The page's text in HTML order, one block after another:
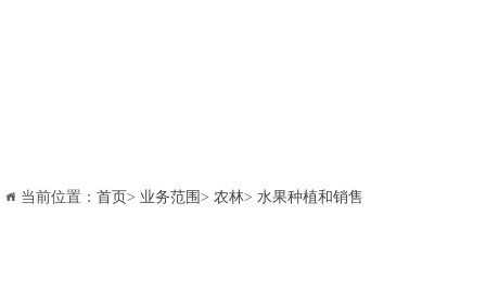
当前位置： 首页> 业务范围 > 农林> 水果种植和销售